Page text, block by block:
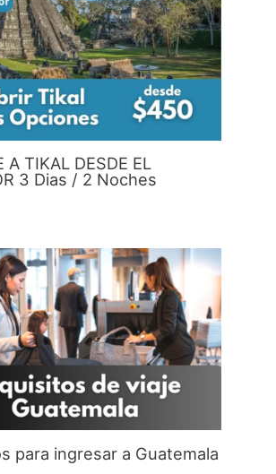
A TIKAL DESDE EL
3 Dias / 2 Noches
para ingresar a Guatemala